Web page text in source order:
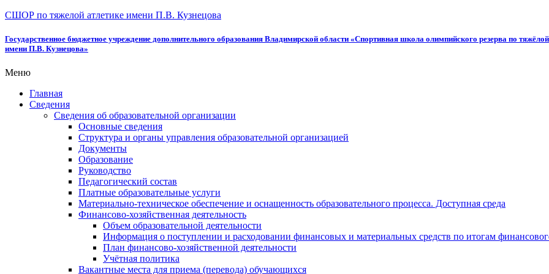
СШОР по тяжелой атлетике имени П.В. Кузнецова
Государственное бюджетное учреждение дополнительного образования Владимирской области «Спортивная школа олимпийского резерва по
имени П.В. Кузнецова»
Меню
Главная
Сведения
Сведения об образовательной организации
Основные сведения
Структура и органы управления образовательной организацией
Документы
Образование
Руководство
Педагогический состав
Платные образовательные услуги
Материально-техническое обеспечение и оснащенность образовательного процесса. Доступная среда
Финансово-хозяйственная деятельность
Объем образовательной деятельности
Информация о поступлении и расходовании финансовых и материальных средств по итогам
План финансово-хозяйственной деятельности
Учётная политика
Вакантные места для приема (перевода) обучающихся